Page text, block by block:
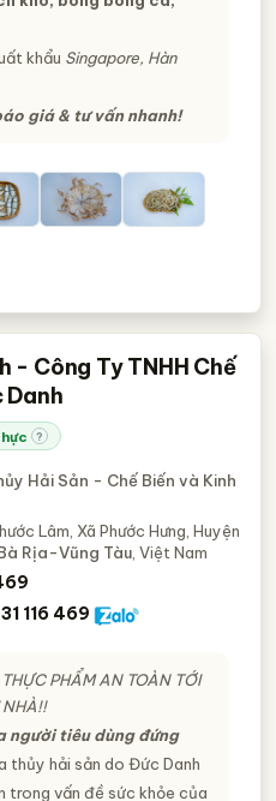
khẩu Singapore, Hàn
giá & tư vấn nhanh!
- Công Ty TNHH Chế
Danh
?
Hải Sản - Chế Biến và Kinh
Lâm, Xã Phước Hưng, Huyện
Rịa-Vũng Tàu, Việt Nam
116 469
PHẨM AN TOÀN TỚI
NHÀ!!
người tiêu dùng đứng
thủy hải sản do Đức Danh
trong vấn đề sức khỏe của